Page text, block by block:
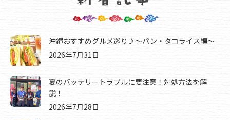
沖縄おすすめグルメ巡り♪～パン・タコライス編～
2026年7月31日
夏のバッテリートラブルに要注意！対処方法を解
説！
2026年7月28日